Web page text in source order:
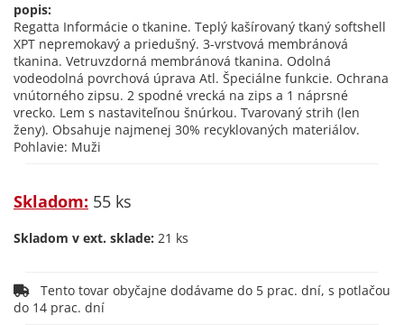
popis:
Regatta Informácie o tkanine. Teplý kašírovaný tkaný softshell
XPT nepremokavý a priedušný. 3-vrstvová membránová
tkanina. Vetruvzdorná membránová tkanina. Odolná
vodeodolná povrchová úprava Atl. Špeciálne funkcie. Ochrana
vnútorného zipsu. 2 spodné vrecká na zips a 1 náprsné
vrecko. Lem s nastaviteľnou šnúrkou. Tvarovaný strih (len
ženy). Obsahuje najmenej 30% recyklovaných materiálov.
Pohlavie: Muži
Skladom: 55 ks
Skladom v ext. sklade: 21 ks
do 14 prac. dní